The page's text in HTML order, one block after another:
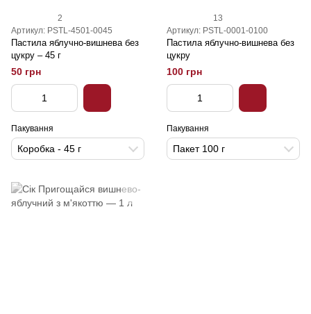
2
Артикул: PSTL-4501-0045
Пастила яблучно-вишнева без
цукру – 45 г
50 грн
Пакування
Коробка - 45 г
13
Артикул: PSTL-0001-0100
Пастила яблучно-вишнева без
цукру
100 грн
Пакування
Пакет 100 г